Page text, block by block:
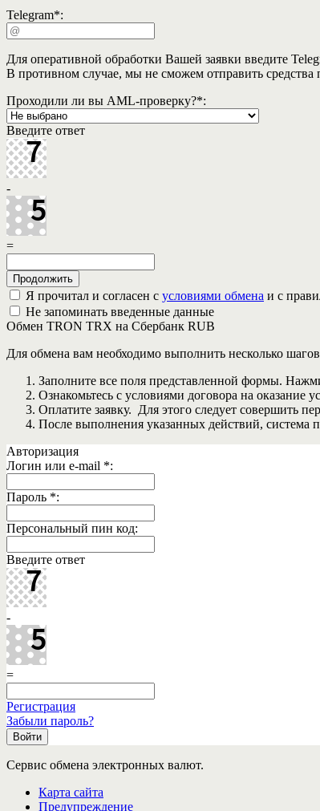
Telegram*:
Для оперативной обработки Вашей заявки введите
В противном случае, мы не сможем отправить
Проходили ли вы AML-проверку?*:
Введите ответ
-
=
Я прочитал и согласен с условиями обмена и с
Не запоминать введенные данные
Обмен TRON TRX на Сбербанк RUB
Для обмена вам необходимо выполнить несколько
Заполните все поля представленной формы.
Ознакомьтесь с условиями договора на оказание
Оплатите заявку. Для этого следует совершить
После выполнения указанных действий, система
Авторизация
Логин или e-mail *:
Пароль *:
Персональный пин код:
Введите ответ
-
=
Регистрация
Забыли пароль?
Сервис обмена электронных валют.
Карта сайта
Предупреждение